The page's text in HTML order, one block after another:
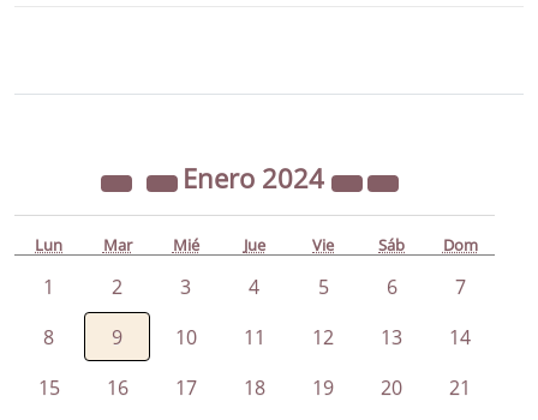
Enero 2024
Lun Mar Mié Jue Vie Sáb Dom
1 2 3 4 5 6
7
8
9 10 11 12 13
14
15
16 17 18 19 20 21